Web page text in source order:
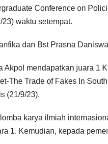
Conference on
waktu setempat.
dan Bst Prasna
Akpol mendapatkan juara 1
The Trade of Fakes In
(21/9/23).
karya ilmiah
1. Kemudian, kepada